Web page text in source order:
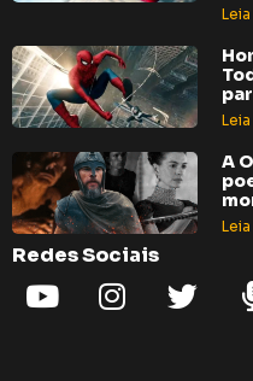
A
Redes Sociais